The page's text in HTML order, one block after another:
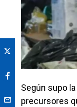
Según supo
precursores